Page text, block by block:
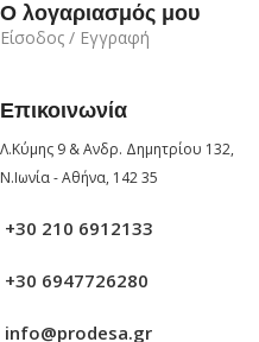
Ο λογαριασμός μου
Είσοδος / Εγγραφή
Επικοινωνία
Λ.Κύμης 9 & Ανδρ. Δημητρίου 132,
Ν.Ιωνία - Αθήνα, 142 35
+30 210 6912133
+30 6947726280
info@prodesa.gr